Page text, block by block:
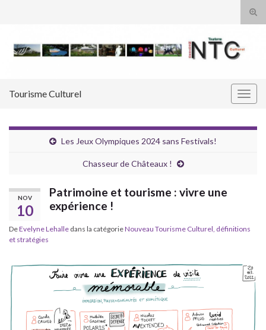
Tourisme Culturel
Les Jeux Olympiques 2024 sans Festivals!
Chasseur de Châteaux !
NOV
10
Patrimoine et tourisme : vivre une
expérience !
DeEvelyne Lehalle dans la catégorieNouveau Tourisme Culturel, définitions
et stratégies